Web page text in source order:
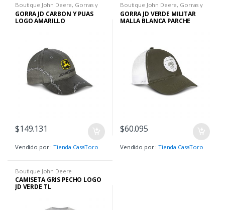
Boutique John Deere, Gorras y
Sombreros
GORRA JD CARBON Y PUAS
LOGO AMARILLO
$149.131
Vendido por :Tienda CasaToro
Boutique John Deere, Gorras y
Sombreros
GORRA JD VERDE MILITAR
MALLA BLANCA PARCHE
$60.095
Vendido por :Tienda CasaToro
Boutique John Deere
CAMISETA GRIS PECHO LOGO
JD VERDE TL